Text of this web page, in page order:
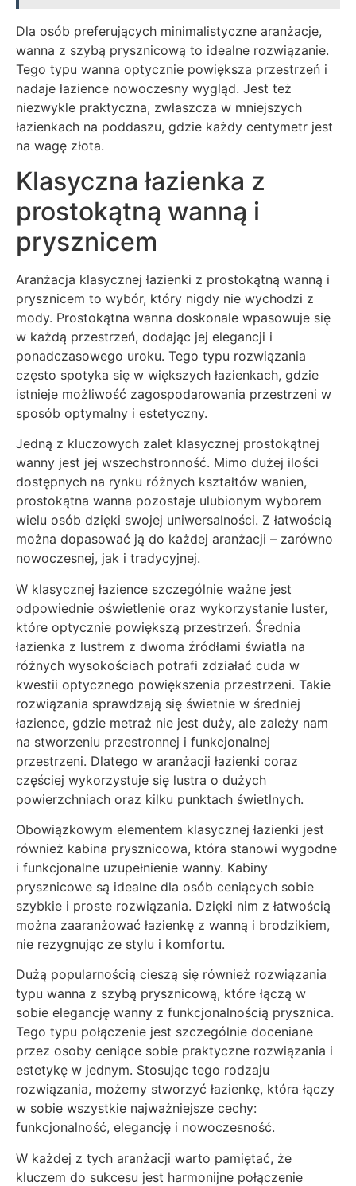
Dla osób preferujących minimalistyczne aranżacje,
wanna z szybą prysznicową to idealne rozwiązanie.
Tego typu wanna optycznie powiększa przestrzeń i
nadaje łazience nowoczesny wygląd. Jest też
niezwykle praktyczna, zwłaszcza w mniejszych
łazienkach na poddaszu, gdzie każdy centymetr jest
na wagę złota.
Klasyczna łazienka z
prostokątną wanną i
prysznicem
Aranżacja klasycznej łazienki z prostokątną wanną i
prysznicem to wybór, który nigdy nie wychodzi z
mody. Prostokątna wanna doskonale wpasowuje się
w każdą przestrzeń, dodając jej elegancji i
ponadczasowego uroku. Tego typu rozwiązania
często spotyka się w większych łazienkach, gdzie
istnieje możliwość zagospodarowania przestrzeni w
sposób optymalny i estetyczny.
Jedną z kluczowych zalet klasycznej prostokątnej
wanny jest jej wszechstronność. Mimo dużej ilości
dostępnych na rynku różnych kształtów wanien,
prostokątna wanna pozostaje ulubionym wyborem
wielu osób dzięki swojej uniwersalności. Z łatwością
można dopasować ją do każdej aranżacji – zarówno
nowoczesnej, jak i tradycyjnej.
W klasycznej łazience szczególnie ważne jest
odpowiednie oświetlenie oraz wykorzystanie luster,
które optycznie powiększą przestrzeń. Średnia
łazienka z lustrem z dwoma źródłami światła na
różnych wysokościach potrafi zdziałać cuda w
kwestii optycznego powiększenia przestrzeni. Takie
rozwiązania sprawdzają się świetnie w średniej
łazience, gdzie metraż nie jest duży, ale zależy nam
na stworzeniu przestronnej i funkcjonalnej
przestrzeni. Dlatego w aranżacji łazienki coraz
częściej wykorzystuje się lustra o dużych
powierzchniach oraz kilku punktach świetlnych.
Obowiązkowym elementem klasycznej łazienki jest
również kabina prysznicowa, która stanowi wygodne
i funkcjonalne uzupełnienie wanny. Kabiny
prysznicowe są idealne dla osób ceniących sobie
szybkie i proste rozwiązania. Dzięki nim z łatwością
można zaaranżować łazienkę z wanną i brodzikiem,
nie rezygnując ze stylu i komfortu.
Dużą popularnością cieszą się również rozwiązania
typu wanna z szybą prysznicową, które łączą w
sobie elegancję wanny z funkcjonalnością prysznica.
Tego typu połączenie jest szczególnie doceniane
przez osoby ceniące sobie praktyczne rozwiązania i
estetykę w jednym. Stosując tego rodzaju
rozwiązania, możemy stworzyć łazienkę, która łączy
w sobie wszystkie najważniejsze cechy:
funkcjonalność, elegancję i nowoczesność.
W każdej z tych aranżacji warto pamiętać, że
kluczem do sukcesu jest harmonijne połączenie